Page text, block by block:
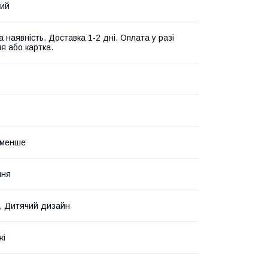
наявність. Доставка 1-2 дні. Оплата у разі
або картка.
менше
Дитячий дизайн